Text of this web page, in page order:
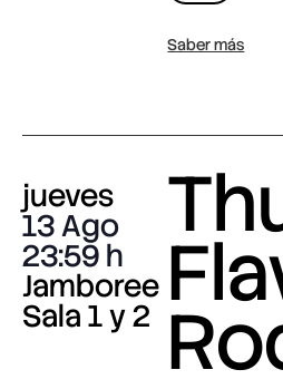
Saber más
jueves
13 Ago
23:59
Jamboree
Sala 1 y 2